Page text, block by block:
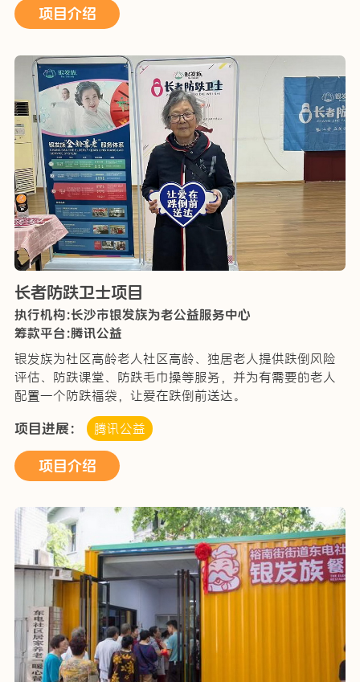
项目介绍
长者防跌卫士项目
执行机构:长沙市银发族为老公益服务中心
筹款平台:腾讯公益
银发族为社区高龄老人社区高龄、独居老人提供跌倒风险
评估、防跌课堂、防跌毛巾操等服务，并为有需要的老人
配置一个防跌福袋，让爱在跌倒前送达。
项目进展： 腾讯公益
项目介绍